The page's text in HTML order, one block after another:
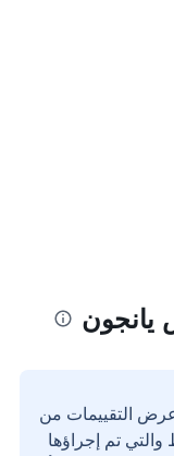
يانجون
التقييمات من
تم إجراؤها